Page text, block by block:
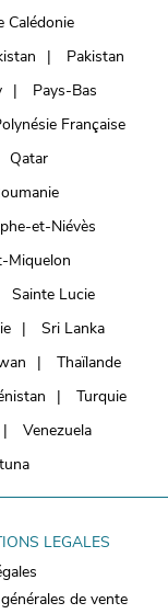
Calédonie
Pakistan
Pays-Bas
Française
Qatar
et-Niévès
Miquelon
Sainte Lucie
Sri Lanka
Thaïlande
Turquie
Venezuela
LEGALES
de vente